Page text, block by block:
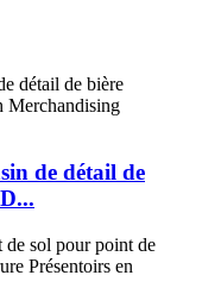
de détail de